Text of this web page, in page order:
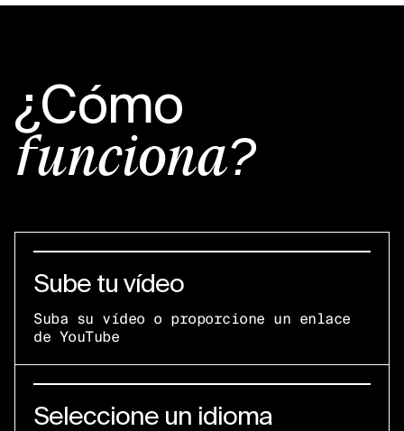
¿Cómo
funciona?
Sube tu vídeo
Suba su vídeo o proporcione un enlace
de YouTube
Seleccione un idioma